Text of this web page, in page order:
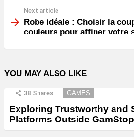
Next article
Robe idéale : Choisir la
couleurs pour affiner votre
YOU MAY ALSO LIKE
38 Shares GAMES
Exploring Trustworthy and
Platforms Outside